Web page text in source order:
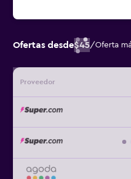
Ofertas desde$45/Oferta
Proveedor